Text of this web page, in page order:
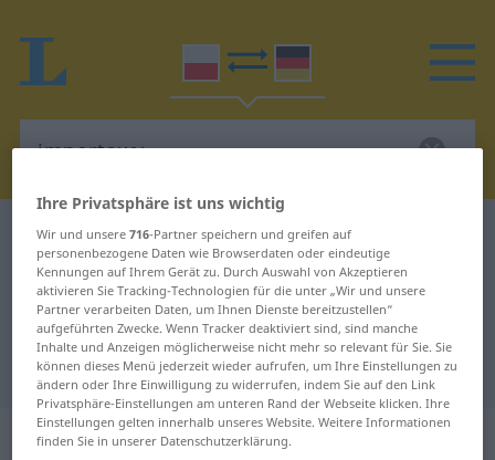
Polnisch-Deutsch Wörterbuch importowy
Polnisch-Deutsch Übersetzung für
"importowy"
"importowy" Deutsch Übersetzung
„importowy“
Ihre Privatsphäre ist uns wichtig
Wir und unsere716-Partner speichern und greifen auf
personenbezogene Daten wie Browserdaten oder eindeutige
Kennungen auf Ihrem Gerät zu. Durch Auswahl von Akzeptieren
aktivieren Sie Tracking-Technologien für die unter „Wir und unsere
Partner verarbeiten Daten, um Ihnen Dienste bereitzustellen“
aufgeführten Zwecke. Wenn Tracker deaktiviert sind, sind manche
Inhalte und Anzeigen möglicherweise nicht mehr so relevant für Sie. Sie
können dieses Menü jederzeit wieder aufrufen, um Ihre Einstellungen zu
ändern oder Ihre Einwilligung zu widerrufen, indem Sie auf den Link
Privatsphäre-Einstellungen am unteren Rand der Webseite klicken. Ihre
Einstellungen gelten innerhalb unseres Website. Weitere Informationen
finden Sie in unserer Datenschutzerklärung.